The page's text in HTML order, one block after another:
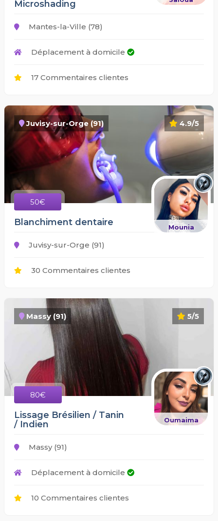
Microshading
Mantes-la-Ville (78)
Déplacement à domicile
17 Commentaires clientes
4.9/5
Juvisy-sur-Orge (91)
50€
Mounia
Blanchiment dentaire
Juvisy-sur-Orge (91)
30 Commentaires clientes
5/5
Massy (91)
80€
Oumaima
Lissage Brésilien / Tanin
/ Indien
Massy (91)
Déplacement à domicile
10 Commentaires clientes